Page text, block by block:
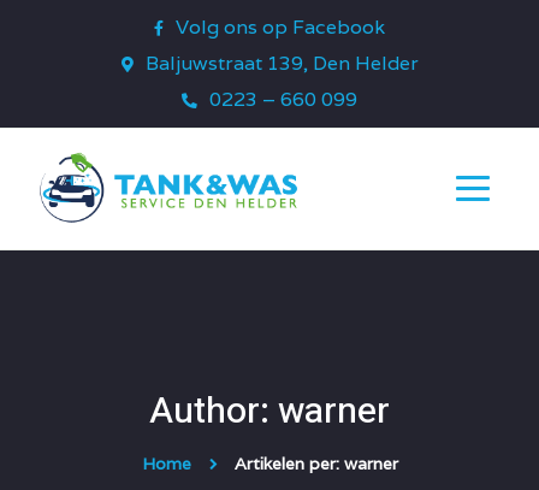
Volg ons op Facebook
Baljuwstraat 139, Den Helder
0223 – 660 099
Author: warner
Home Artikelen per: warner